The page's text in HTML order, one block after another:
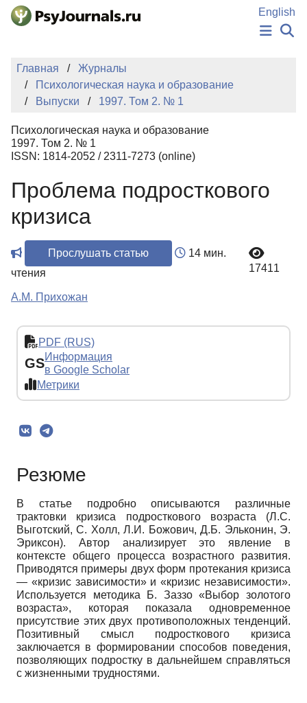
Перейти к основному содержанию
English
НОВОСТИ
ИЗДАНИЯ
АВТОРЫ
БАЗА ЗНАНИЙ
КЛЮЧЕВЫЕ СЛОВА
Регистрация
Главная
Журналы
Психологическая наука и образование
Выпуски
1997. Том 2. № 1
Психологическая наука и образование
1997. Том 2. № 1
ISSN: 1814-2052 / 2311-7273 (online)
Проблема подросткового
кризиса
Прослушать статью
14 мин.
чтения
17411
А.М. Прихожан
PDF (RUS)
GSИнформация
в Google Scholar
Метрики
Резюме
В статье подробно описываются различные
трактовки кризиса подросткового возраста (Л.С.
Выготский, С. Холл, Л.И. Божович, Д.Б. Эльконин, Э.
Эриксон). Автор анализирует это явление в
контексте общего процесса возрастного развития.
Приводятся примеры двух форм протекания кризиса
— «кризис зависимости» и «кризис независимости».
Используется методика Б. Заззо «Выбор золотого
возраста», которая показала одновременное
присутствие этих двух противоположных тенденций.
Позитивный смысл подросткового кризиса
заключается в формировании способов поведения,
позволяющих подростку в дальнейшем справляться
с жизненными трудностями.